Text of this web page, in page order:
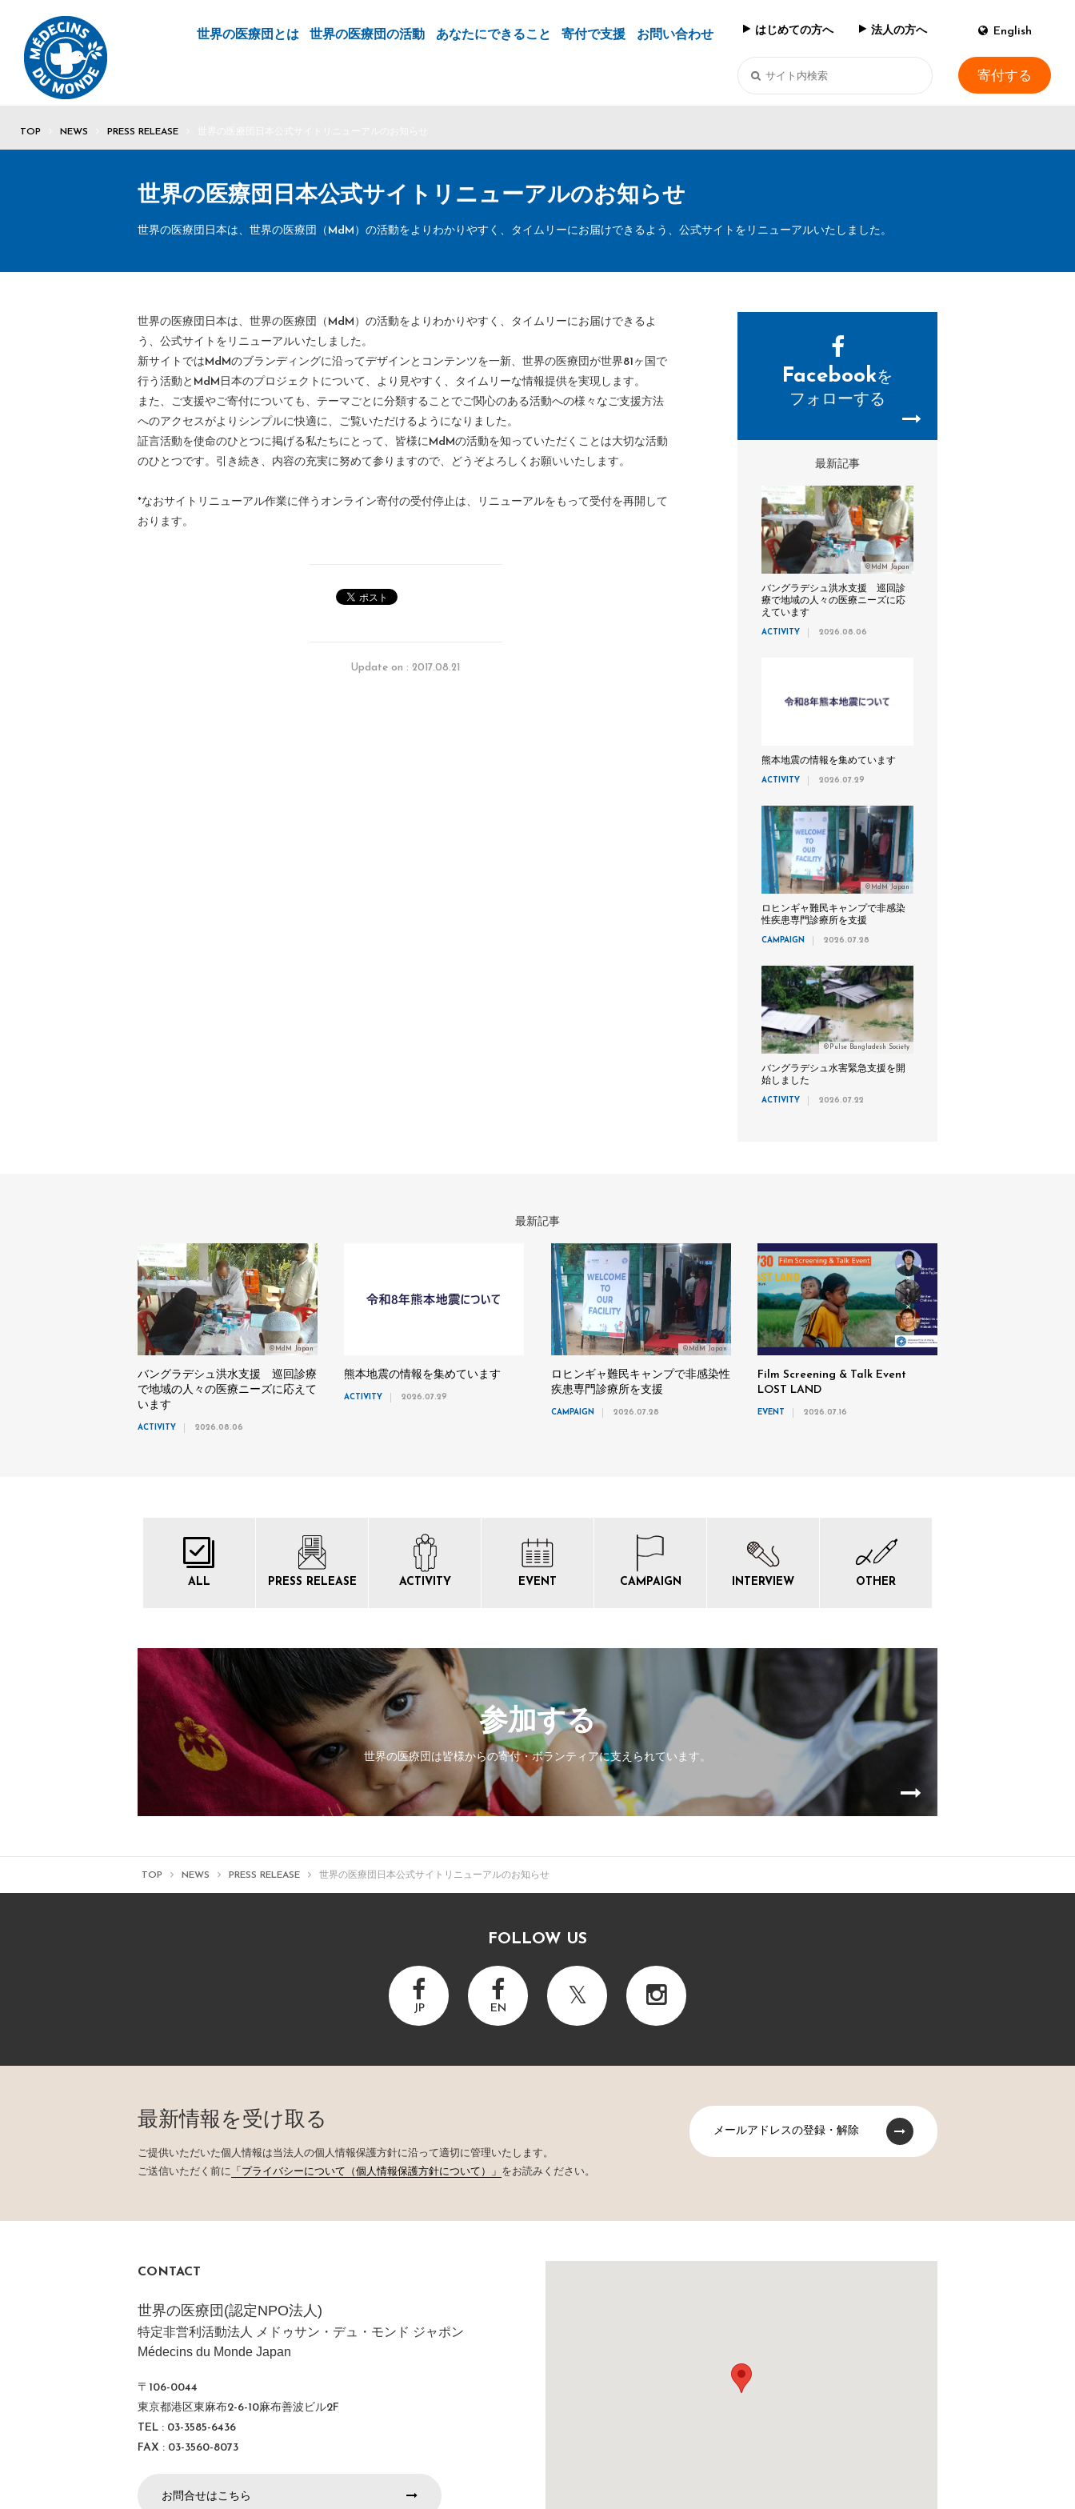
世界の医療団とは 世界の医療団の活動 あなたにできること 寄付で支援 お問い合わせ はじめての方へ 法人の方へ English
寄付する
TOP NEWS PRESS RELEASE
世界の医療団日本公式サイトリニューアルのお知らせ
世界の医療団日本は、世界の医療団（MdM）の活動をよりわかりやすく、タイムリーにお届けできるよう、公式サイトをリニューアルいたしました。
世界の医療団日本は、世界の医療団（MdM）の活動をよりわかりやすく、タイムリーにお届けできるよ
う、公式サイトをリニューアルいたしました。
新サイトではMdMのブランディングに沿ってデザインとコンテンツを一新、世界の医療団が世界81ヶ国で
行う活動とMdM日本のプロジェクトについて、より見やすく、タイムリーな情報提供を実現します。
また、ご支援やご寄付についても、テーマごとに分類することでご関心のある活動への様々なご支援方法
へのアクセスがよりシンプルに快適に、ご覧いただけるようになりました。
証言活動を使命のひとつに掲げる私たちにとって、皆様にMdMの活動を知っていただくことは大切な活動
のひとつです。引き続き、内容の充実に努めて参りますので、どうぞよろしくお願いいたします。
*なおサイトリニューアル作業に伴うオンライン寄付の受付停止は、リニューアルをもって受付を再開して
おります。
Update on : 2017.08.21
Facebookを
フォローする
最新記事
©MdM Japan
バングラデシュ洪水支援 巡回診
療で地域の人々の医療ニーズに応
えています
ACTIVITY 2026.08.06
熊本地震の情報を集めています
ACTIVITY 2026.07.29
©MdM Japan
ロヒンギャ難民キャンプで非感染
性疾患専門診療所を支援
CAMPAIGN 2026.07.28
©Pulse Bangladesh Society
バングラデシュ水害緊急支援を開
始しました
ACTIVITY 2026.07.22
最新記事
©MdM Japan
バングラデシュ洪水支援 巡回診療
で地域の人々の医療ニーズに応えて
います
ACTIVITY 2026.08.06
熊本地震の情報を集めています
ACTIVITY 2026.07.29
©MdM Japan
ロヒンギャ難民キャンプで非感染性
疾患専門診療所を支援
CAMPAIGN 2026.07.28
Film Screening & Talk Event
LOST LAND
EVENT 2026.07.16
ALL PRESS RELEASE ACTIVITY EVENT CAMPAIGN INTERVIEW OTHER
参加する
世界の医療団は皆様からの寄付・ボランティアに支えられています。
TOP NEWS PRESS RELEASE 世界の医療団日本公式サイトリニューアルのお知らせ
FOLLOW US
JP EN
最新情報を受け取る
ご提供いただいた個人情報は当法人の個人情報保護方針に沿って適切に管理いたします。
ご送信いただく前に 「プライバシーについて（個人情報保護方針について）」 をお読みください。
メールアドレスの登録・解除
CONTACT
世界の医療団(認定NPO法人)
特定非営利活動法人 メドゥサン・デュ・モンド ジャポン
Médecins du Monde Japan
〒106-0044
東京都港区東麻布2-6-10麻布善波ビル2F
TEL : 03-3585-6436
FAX : 03-3560-8073
お問合せはこちら